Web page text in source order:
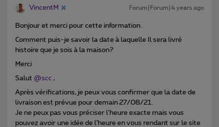
VincentM Forum|Forum|4 years ago
Bonjour et merci pour cette information.
Comment puis-je savoir la date à laquelle Il sera livré
histoire que je sois à la maison?
Merci
Salut @scc ,
Après vérifications, je peux vous confirmer que la date de
livraison est prévue pour demain 27/08/21.
Je ne peux pas vous préciser l’heure exacte mais vous
pouvez avoir une idée de l’heure en vous rendant sur le site